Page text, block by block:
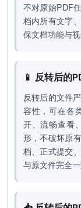
不对原始PDF
档内所有文字
保文档功能与视
📱 反转后的
反转后的文件
容性，可在各
开、流畅查看
形，不破坏原
档、正式提交
与原文件完全一